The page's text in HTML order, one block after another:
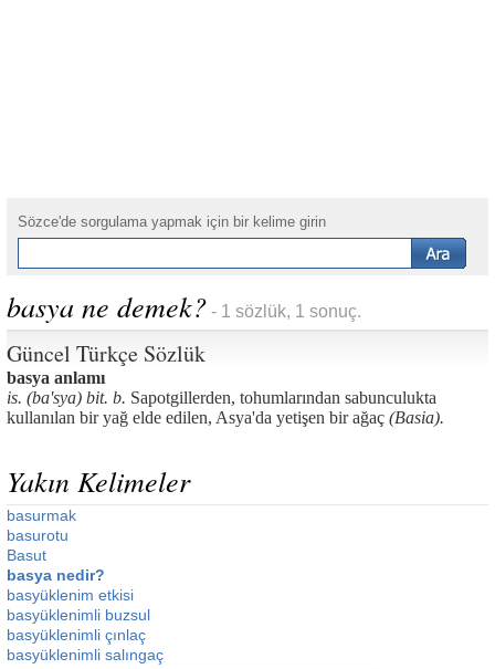
Sözce'de sorgulama yapmak için bir kelime girin
basya ne demek? - 1 sözlük, 1 sonuç.
Güncel Türkçe Sözlük
basya anlamı
is. (ba'sya) bit. b. Sapotgillerden, tohumlarından sabunculukta
kullanılan bir yağ elde edilen, Asya'da yetişen bir ağaç (Basia).
Yakın Kelimeler
basurmak
basurotu
Basut
basya nedir?
basyüklenim etkisi
basyüklenimli buzsul
basyüklenimli çınlaç
basyüklenimli salıngaç